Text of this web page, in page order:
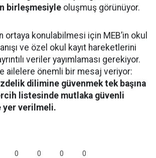
birleşmesiyle oluşmuş görünüyor.
ortaya konulabilmesi için MEB’in okul
ve özel okul kayıt hareketlerini
veriler yayımlaması gerekiyor.
ailelere önemli bir mesaj veriyor:
dilimine güvenmek tek başına
listesinde mutlaka güvenli
yer verilmeli.
0 0 0 0